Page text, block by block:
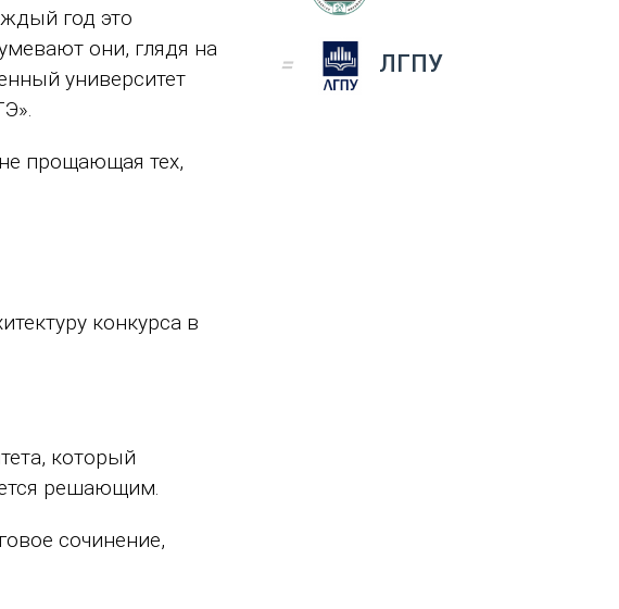
год это
они, глядя на
университет
прощающая тех,
конкурса в
который
решающим.
сочинение,
= ЛГПУ